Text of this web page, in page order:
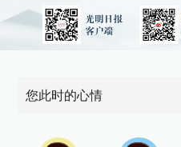
您此时的心情